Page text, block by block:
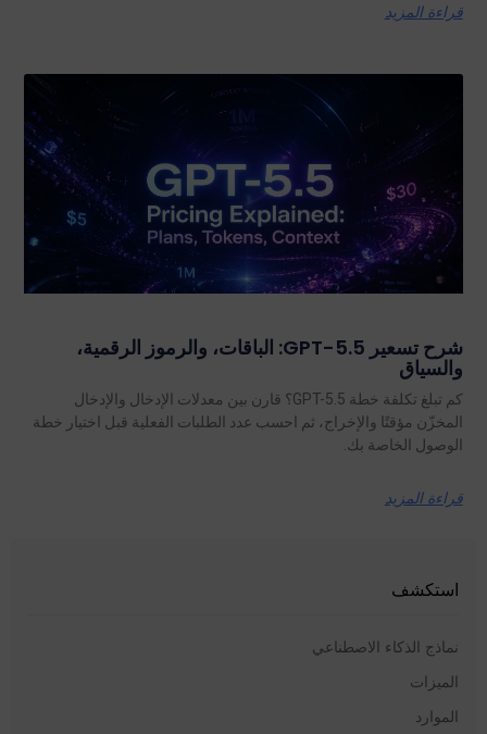
قراءة المزيد
شرح تسعير GPT-5.5: الباقات، والرموز الرقمية،
والسياق
كم تبلغ تكلفة خطة GPT-5.5؟ قارن بين معدلات الإدخال والإدخال
المخزّن مؤقتًا والإخراج، ثم احسب عدد الطلبات الفعلية قبل اختيار خطة
الوصول الخاصة بك.
قراءة المزيد
استكشف
نماذج الذكاء الاصطناعي
الميزات
الموارد